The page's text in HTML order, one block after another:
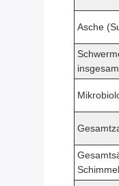
Asche
Schimmel